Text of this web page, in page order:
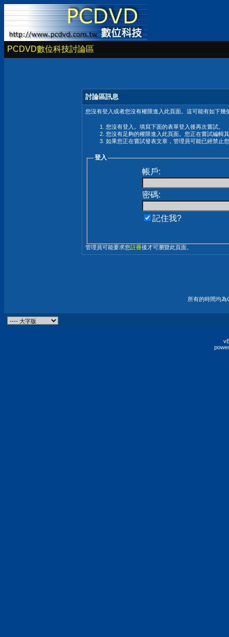
PCDVD數位科技討論區
討論區訊息
您沒有登入或者您沒有權限進入此頁面。這可能有如下幾
您沒有登入。填寫下面的表單登入後再次嘗試。
您沒有足夠的權限進入此頁面。您正在嘗試編輯
如果您正在嘗試發表文章，管理員可能已經禁止
登入
帳戶:
密碼:
記住我?
管理員可能要求您註冊後才可瀏覽此頁面。
所有的時間均為